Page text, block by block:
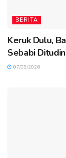
BERITA
Keruk Dulu,
Sebabi
07/08/2026